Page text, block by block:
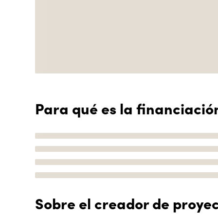
Para qué es la
Sobre el creador de